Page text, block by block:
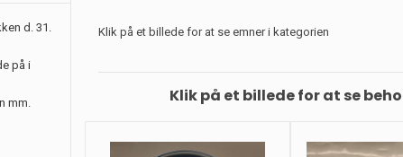
Klik på et billede for at se emner i kategorien
Klik på et billede for at se
d. 31.
på i
mm.